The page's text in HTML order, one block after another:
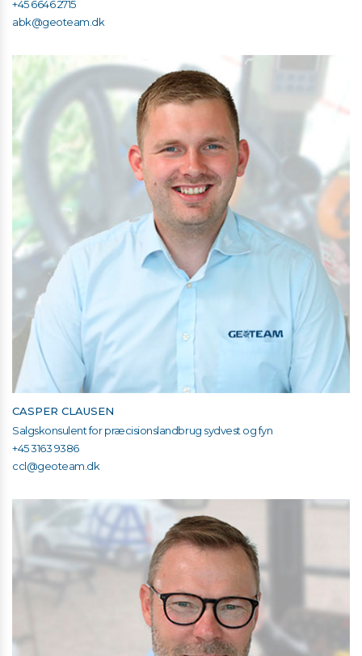
+45 6646 2715
abk@geoteam.dk
CASPER CLAUSEN
Salgskonsulent for præcisionslandbrug sydvest og fyn
+45 3163 9386
ccl@geoteam.dk